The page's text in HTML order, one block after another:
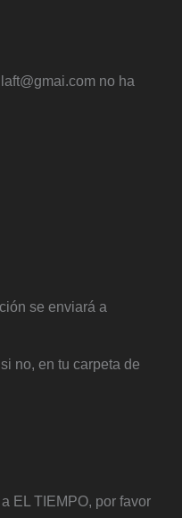
no ha
se enviará a
no, en tu carpeta de
EL TIEMPO, por favor